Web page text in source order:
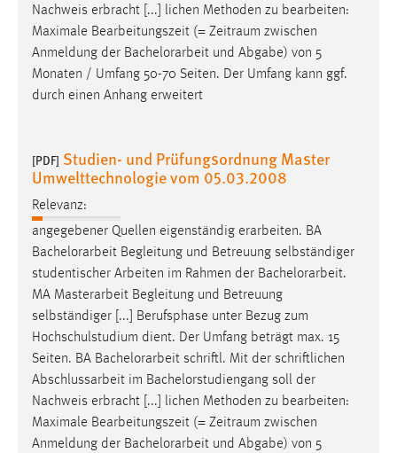
Nachweis erbracht [...] lichen Methoden zu bearbeiten:
Maximale Bearbeitungszeit (= Zeitraum zwischen
Anmeldung der Bachelorarbeit und Abgabe) von 5
Monaten / Umfang 50-70 Seiten. Der Umfang kann ggf.
durch einen Anhang erweitert
[PDF] Studien- und Prüfungsordnung Master
Umwelttechnologie vom 05.03.2008
Relevanz:
angegebener Quellen eigenständig erarbeiten. BA
Bachelorarbeit Begleitung und Betreuung selbständiger
studentischer Arbeiten im Rahmen der Bachelorarbeit.
MA Masterarbeit Begleitung und Betreuung
selbständiger [...] Berufsphase unter Bezug zum
Hochschulstudium dient. Der Umfang beträgt max. 15
Seiten. BA Bachelorarbeit schriftl. Mit der schriftlichen
Abschlussarbeit im Bachelorstudiengang soll der
Nachweis erbracht [...] lichen Methoden zu bearbeiten:
Maximale Bearbeitungszeit (= Zeitraum zwischen
Anmeldung der Bachelorarbeit und Abgabe) von 5